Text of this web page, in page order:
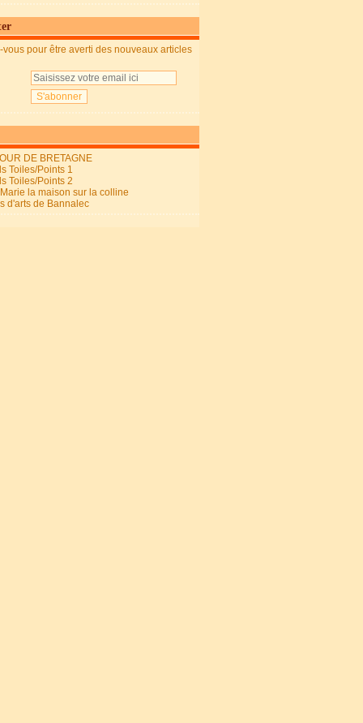
vous pour être averti des nouveaux articles
DE BRETAGNE
Toiles/Points 1
Toiles/Points 2
la maison sur la colline
d'arts de Bannalec